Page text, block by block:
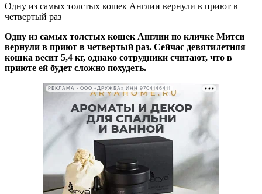
Одну из самых толстых кошек Англии вернули в приют в
четвертый раз
Одну из самых толстых кошек Англии по кличке Митси
вернули в приют в четвертый раз. Сейчас девятилетняя
кошка весит 5,4 кг, однако сотрудники считают, что в
приюте ей будет сложно похудеть.
РЕКЛАМА • ООО «ДРУЖБА» ИНН 9704146411